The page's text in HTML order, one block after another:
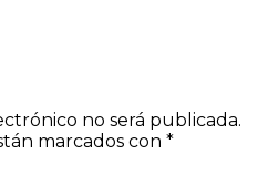
no será publicada.
marcados con *